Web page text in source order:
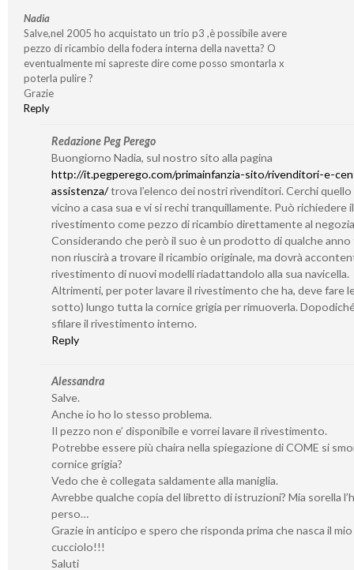
Nadia
Salve,nel 2005 ho acquistato un trio p3 ,è possibile avere
pezzo di ricambio della fodera interna della navetta? O
eventualmente mi sapreste dire come posso smontarla x
poterla pulire ?
Grazie
Reply
Redazione Peg Perego
Buongiorno Nadia, sul nostro sito alla pagina
http://it.pegperego.com/primainfanzia-sito/rivenditori-e-
assistenza/trova l’elenco dei nostri rivenditori. Cerchi quello
vicino a casa sua e vi si rechi tranquillamente. Può richiedere il
rivestimento come pezzo di ricambio direttamente al
Considerando che però il suo è un prodotto di qualche anno
non riuscirà a trovare il ricambio originale, ma dovrà
rivestimento di nuovi modelli riadattandolo alla sua navicella.
Altrimenti, per poter lavare il rivestimento che ha, deve fare
sotto) lungo tutta la cornice grigia per rimuoverla.
sfilare il rivestimento interno.
Reply
Alessandra
Salve.
Anche io ho lo stesso problema.
Il pezzo non e’ disponibile e vorrei lavare il rivestimento.
Potrebbe essere più chaira nella spiegazione di COME si
cornice grigia?
Vedo che è collegata saldamente alla maniglia.
Avrebbe qualche copia del libretto di istruzioni? Mia sorella
perso…
Grazie in anticipo e spero che risponda prima che nasca il mio
cucciolo!!!
Saluti